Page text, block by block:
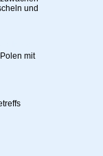
und
mit